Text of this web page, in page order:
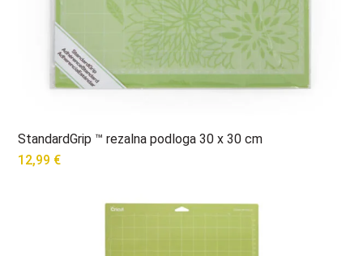
StandardGrip ™ rezalna podloga 30 x 30 cm
12,99 €